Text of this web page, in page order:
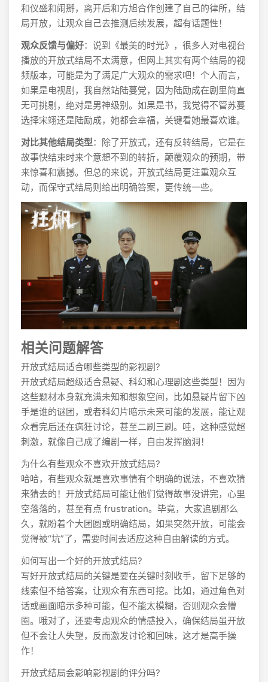
和仪盛和闹掰，离开后和方旭合作创建了自己的律所，结
局开放，让观众自己去推测后续发展，超有话题性！
观众反馈与偏好：说到《最美的时光》，很多人对电视台
播放的开放式结局不太满意，但网上其实有两个结局的视
频版本，可能是为了满足广大观众的需求吧！个人而言，
如果是电视剧，我自然站陆蔓党，因为陆励成在剧里简直
无可挑剔，绝对是男神级别。如果是书，我觉得不管苏蔓
选择宋翊还是陆励成，她都会幸福，关键看她最喜欢谁。
对比其他结局类型 ：除了开放式，还有反转结局，它是在
故事快结束时来个意想不到的转折，颠覆观众的预期，带
来惊喜和震撼。但总的来说，开放式结局更注重观众互
动，而保守式结局则给出明确答案，更传统一些。
相关问题解答
开放式结局适合哪些类型的影视剧?
开放式结局超级适合悬疑、科幻和心理剧这些类型！因为
这些题材本身就充满未知和想象空间，比如悬疑片留下凶
手是谁的谜团，或者科幻片暗示未来可能的发展，能让观
众看完后还在疯狂讨论，甚至二刷三刷。哇，这种感觉超
刺激，就像自己成了编剧一样，自由发挥脑洞！
为什么有些观众不喜欢开放式结局?
哈哈，有些观众就是喜欢事情有个明确的说法，不喜欢猜
来猜去的！开放式结局可能让他们觉得故事没讲完，心里
空落落的，甚至有点 frustration。毕竟，大家追剧那么
久，就盼着个大团圆或明确结局，如果突然开放，可能会
觉得被“坑”了，需要时间去适应这种自由解读的方式。
如何写出一个好的开放式结局?
写好开放式结局的关键是要在关键时刻收手，留下足够的
线索但不给答案，让观众有东西可挖。比如，通过角色对
话或画面暗示多种可能，但不能太模糊，否则观众会懵
圈。哦对了，还要考虑观众的情感投入，确保结局虽开放
但不会让人失望，反而激发讨论和回味，这才是高手操
作！
开放式结局会影响影视剧的评分吗?